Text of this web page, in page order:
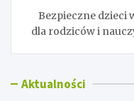
Bezpieczne dzieci
dla rodziców i
Aktualności